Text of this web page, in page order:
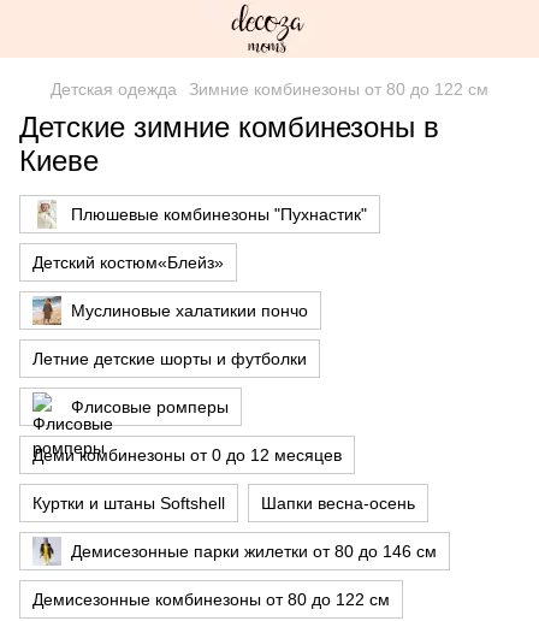
Детская одежда Зимние комбинезоны от 80 до 122 см
Детские зимние комбинезоны в
Киеве
Плюшевые комбинезоны "Пухнастик"
Детский костюм«Блейз»
Муслиновые халатикии пончо
Летние детские шорты и футболки
Флисовые ромперы
Деми комбинезоны от 0 до 12 месяцев
Куртки и штаны Softshell Шапки весна-осень
Демисезонные парки жилетки от 80 до 146 см
Демисезонные комбинезоны от 80 до 122 см